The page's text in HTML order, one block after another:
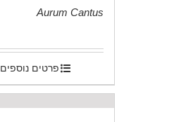
Aurum Cantus
פרטים נוספים